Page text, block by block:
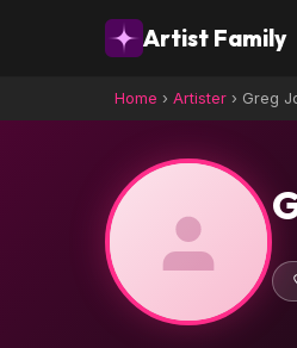
Artist Family
Home › Artister › Greg